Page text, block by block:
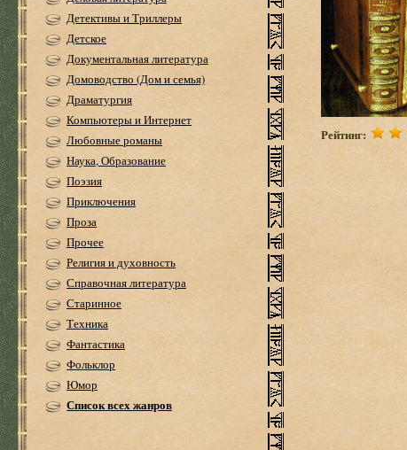
Детективы и Триллеры
Детское
Документальная литература
Домоводство (Дом и семья)
Драматургия
Компьютеры и Интернет
Любовные романы
Наука, Образование
Поэзия
Приключения
Проза
Прочее
Религия и духовность
Справочная литература
Старинное
Техника
Фантастика
Фольклор
Юмор
Список всех жанров
Рейтинг: